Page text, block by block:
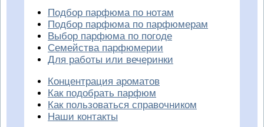
Подбор парфюма по нотам
Подбор парфюма по парфюмерам
Выбор парфюма по погоде
Семейства парфюмерии
Для работы или вечеринки
Концентрация ароматов
Как подобрать парфюм
Как пользоваться справочником
Наши контакты